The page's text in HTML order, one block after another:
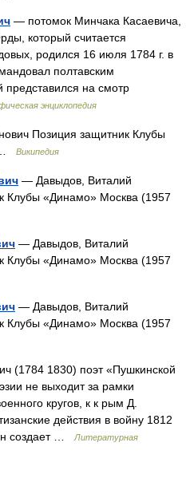
— потомок Минчака Касаевича,
который считается
родился 16 июля 1784 г. в
полтавским
представился на смотр
энциклопедия
Позиция защитник Клубы
…
Википедия
— Давыдов, Виталий
Клубы «Динамо» Москва (1957
— Давыдов, Виталий
Клубы «Динамо» Москва (1957
— Давыдов, Виталий
Клубы «Динамо» Москва (1957
(1784 1830) поэт «Пушкинской
не выходит за рамки
кругов, к к рым Д.
действия в войну 1812
создает …
Литературная